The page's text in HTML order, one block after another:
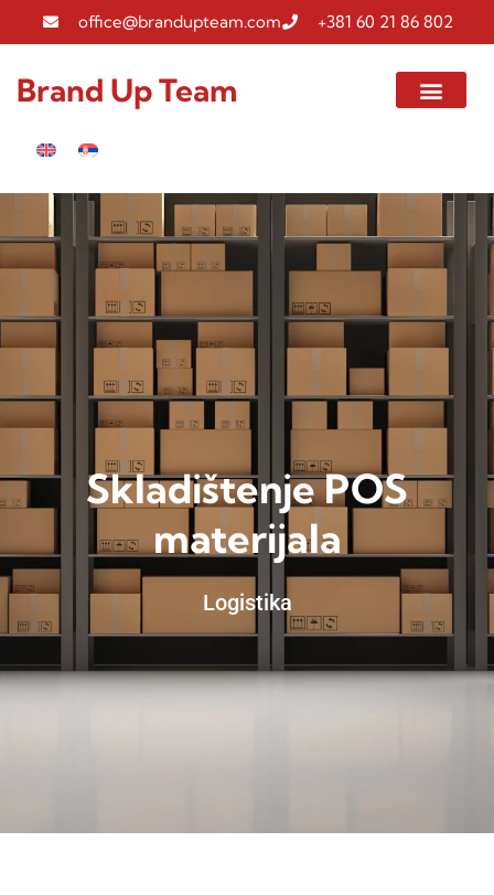
office@brandupteam.com +381 60 21 86 802
Brand Up Team
Skladištenje POS
materijala
Logistika